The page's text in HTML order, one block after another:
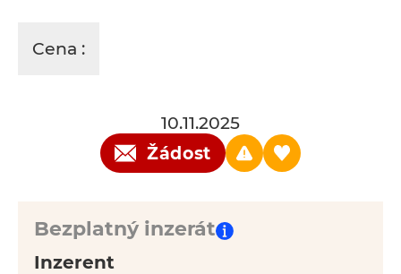
Cena :
10.11.2025
Žádost
Bezplatný inzerát
Inzerent